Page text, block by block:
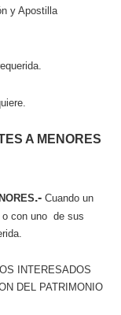
y Apostilla
A MENORES
.- Cuando un
con uno de sus
INTERESADOS
DEL PATRIMONIO